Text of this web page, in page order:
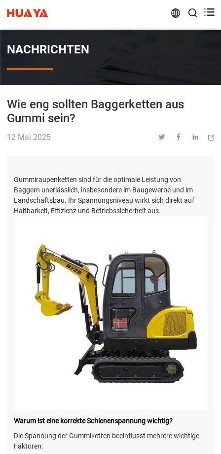
 
NACHRICHTEN
Wie eng sollten Baggerketten aus
Gummi sein?
12 Mai 2025    
Gummiraupenketten sind für die optimale Leistung von
Baggern unerlässlich, insbesondere im Baugewerbe und im
Landschaftsbau. Ihr Spannungsniveau wirkt sich direkt auf
Haltbarkeit, Effizienz und Betriebssicherheit aus.
Warum ist eine korrekte Schienenspannung wichtig?
Die Spannung der Gummiketten beeinflusst mehrere wichtige
Faktoren: